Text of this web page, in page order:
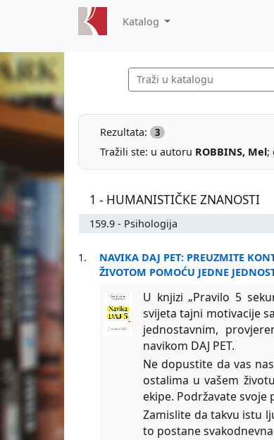
Katalog
Rezultata: 3
Tražili ste: u autoru ROBBINS, Mel;
1 - HUMANISTIČKE ZNANOSTI
159.9 - Psihologija
1.
NAVIKA DAJ PET: PREUZMITE
ŽIVOTOM POMOĆU JEDNE
U knjizi „Pravilo 5
svijeta tajni motivacije
jednostavnim,
navikom DAJ PET.
Ne dopustite da vas
ostalima u vašem
ekipe. Podržavate
Zamislite da takvu istu
to postane